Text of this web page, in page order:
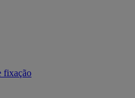
fixação